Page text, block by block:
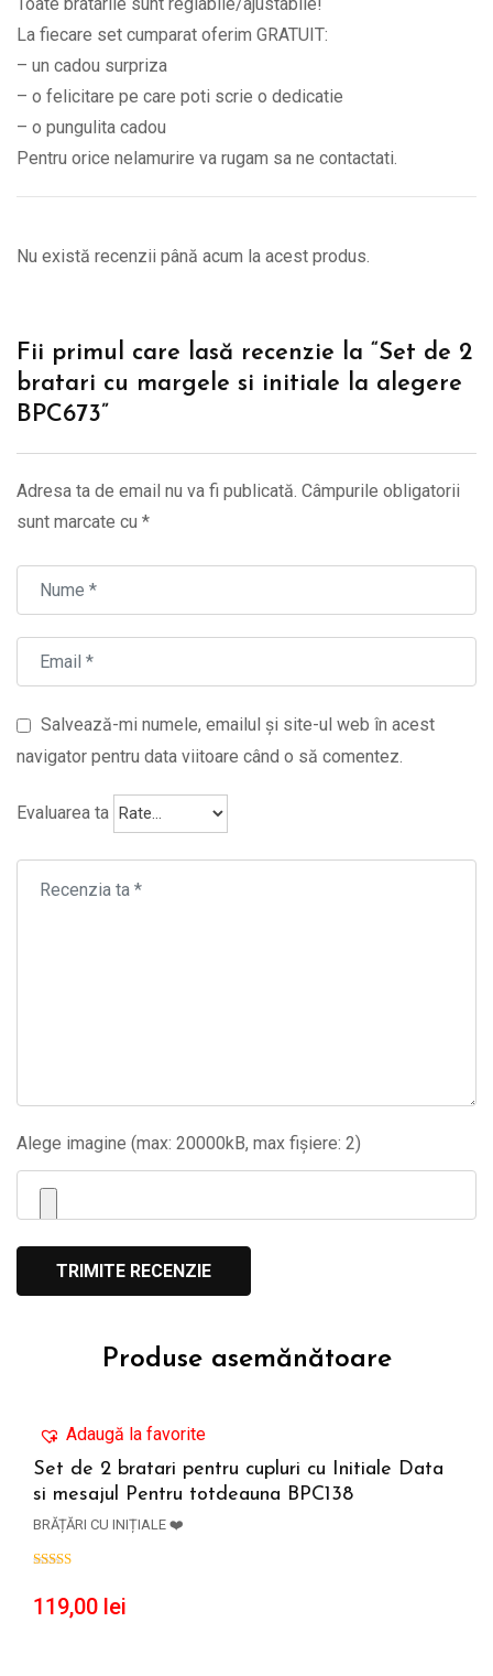
La fiecare set cumparat oferim GRATUIT:
– un cadou surpriza
– o felicitare pe care poti scrie o dedicatie
– o pungulita cadou
Pentru orice nelamurire va rugam sa ne contactati.
Nu există recenzii până acum la acest produs.
Fii primul care lasă recenzie la “Set de 2
bratari cu margele si initiale la alegere
BPC673”
Adresa ta de email nu va fi publicată. Câmpurile obligatorii
sunt marcate cu *
Salvează-mi numele, emailul și site-ul web în acest
navigator pentru data viitoare când o să comentez.
Evaluarea ta
Alege imagine (max: 20000kB, max fișiere: 2)
Produse asemănătoare
Adaugă la favorite
Set de 2 bratari pentru cupluri cu Initiale Data
si mesajul Pentru totdeauna BPC138
BRĂȚĂRI CU INIȚIALE ❤️
119,00 lei